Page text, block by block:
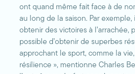
ont quand même fait face à de
au long de la saison. Par exemple,
obtenir des victoires à l’arrachée,
possible d’obtenir de superbes
approchant le sport, comme la
résilience », mentionne Charles